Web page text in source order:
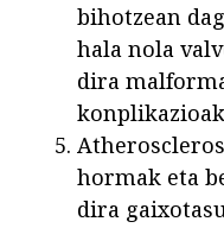
bihotzean
hala nola
dira
hormak eta
dira